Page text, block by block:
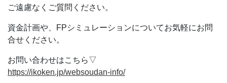
ご遠慮なくご質問ください。
資金計画や、FPシミュレーションについてお気軽にお問
合せください。
お問い合わせはこちら▽
https://ikoken.jp/websoudan-info/